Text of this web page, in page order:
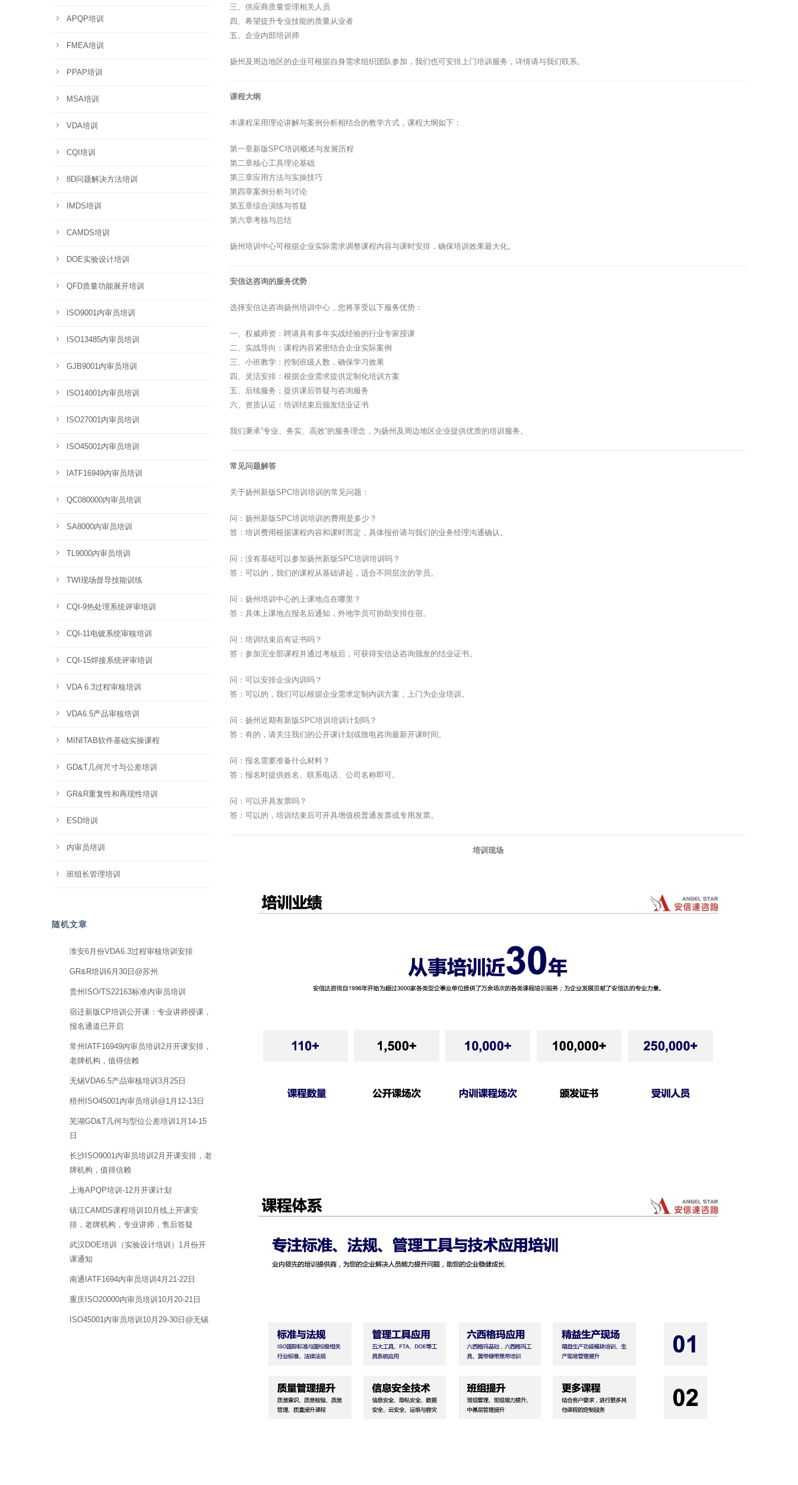
三、供应商质量管理相关人员
四、希望提升专业技能的质量从业者
五、企业内部培训师
扬州及周边地区的企业可根据自身需求组织团队参加，我们也可安排上门培训服务，详情请与我们联系。
课程大纲
本课程采用理论讲解与案例分析相结合的教学方式，课程大纲如下：
第一章新版SPC培训概述与发展历程
第二章核心工具理论基础
第三章应用方法与实操技巧
第四章案例分析与讨论
第五章综合演练与答疑
第六章考核与总结
扬州培训中心可根据企业实际需求调整课程内容与课时安排，确保培训效果最大化。
安信达咨询的服务优势
选择安信达咨询扬州培训中心，您将享受以下服务优势：
一、权威师资：聘请具有多年实战经验的行业专家授课
二、实战导向：课程内容紧密结合企业实际案例
三、小班教学：控制班级人数，确保学习效果
四、灵活安排：根据企业需求提供定制化培训方案
五、后续服务：提供课后答疑与咨询服务
六、资质认证：培训结束后颁发结业证书
我们秉承”专业、务实、高效”的服务理念，为扬州及周边地区企业提供优质的培训服务。
常见问题解答
关于扬州新版SPC培训培训的常见问题：
问：扬州新版SPC培训培训的费用是多少？
答：培训费用根据课程内容和课时而定，具体报价请与我们的业务经理沟通确认。
问：没有基础可以参加扬州新版SPC培训培训吗？
答：可以的，我们的课程从基础讲起，适合不同层次的学员。
问：扬州培训中心的上课地点在哪里？
答：具体上课地点报名后通知，外地学员可协助安排住宿。
问：培训结束后有证书吗？
答：参加完全部课程并通过考核后，可获得安信达咨询颁发的结业证书。
问：可以安排企业内训吗？
答：可以的，我们可以根据企业需求定制内训方案，上门为企业培训。
问：扬州近期有新版SPC培训培训计划吗？
答：有的，请关注我们的公开课计划或致电咨询最新开课时间。
问：报名需要准备什么材料？
答：报名时提供姓名、联系电话、公司名称即可。
问：可以开具发票吗？
答：可以的，培训结束后可开具增值税普通发票或专用发票。
培训现场
APQP培训
FMEA培训
PPAP培训
MSA培训
VDA培训
CQI培训
8D问题解决方法培训
IMDS培训
CAMDS培训
DOE实验设计培训
QFD质量功能展开培训
ISO9001内审员培训
ISO13485内审员培训
GJB9001内审员培训
ISO14001内审员培训
ISO27001内审员培训
ISO45001内审员培训
IATF16949内审员培训
QC080000内审员培训
SA8000内审员培训
TL9000内审员培训
TWI现场督导技能训练
CQI-9热处理系统评审培训
CQI-11电镀系统审核培训
CQI-15焊接系统评审培训
VDA 6.3过程审核培训
VDA6.5产品审核培训
MINITAB软件基础实操课程
GD&T几何尺寸与公差培训
GR&R重复性和再现性培训
ESD培训
内审员培训
班组长管理培训
随机文章
淮安6月份VDA6.3过程审核培训安排
GR&R培训6月30日@苏州
贵州ISO/TS22163标准内审员培训
宿迁新版CP培训公开课：专业讲师授课，
报名通道已开启
常州IATF16949内审员培训2月开课安排，
老牌机构，值得信赖
无锡VDA6.5产品审核培训3月25日
梧州ISO45001内审员培训@1月12-13日
芜湖GD&T几何与型位公差培训1月14-15
日
长沙ISO9001内审员培训2月开课安排，老
牌机构，值得信赖
上海APQP培训-12月开课计划
镇江CAMDS课程培训10月线上开课安
排，老牌机构，专业讲师，售后答疑
武汉DOE培训（实验设计培训）1月份开
课通知
南通IATF1694内审员培训4月21-22日
重庆ISO20000内审员培训10月20-21日
ISO45001内审员培训10月29-30日@无锡